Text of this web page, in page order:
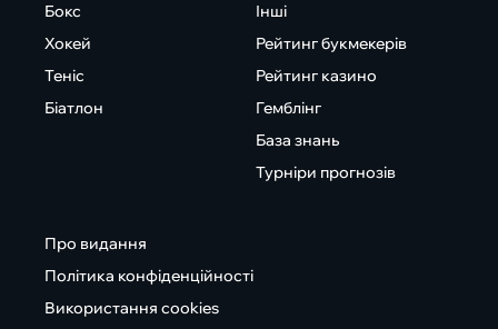
Бокс
Хокей
Теніс
Біатлон
Інші
Рейтинг букмекерів
Рейтинг казино
Гемблінг
База знань
Турніри прогнозів
Про видання
Політика конфіденційності
Використання cookies